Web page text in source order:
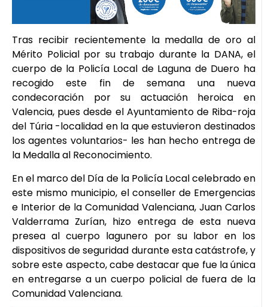
Tras recibir recientemente la medalla de oro al
Mérito Policial por su trabajo durante la DANA, el
cuerpo de la Policía Local de Laguna de Duero ha
recogido este fin de semana una nueva
condecoración por su actuación heroica en
Valencia, pues desde el Ayuntamiento de Riba-roja
del Túria -localidad en la que estuvieron destinados
los agentes voluntarios- les han hecho entrega de
la Medalla al Reconocimiento.
En el marco del Día de la Policía Local celebrado en
este mismo municipio, el conseller de Emergencias
e Interior de la Comunidad Valenciana, Juan Carlos
Valderrama Zurían, hizo entrega de esta nueva
presea al cuerpo lagunero por su labor en los
dispositivos de seguridad durante esta catástrofe, y
sobre este aspecto, cabe destacar que fue la única
en entregarse a un cuerpo policial de fuera de la
Comunidad Valenciana.